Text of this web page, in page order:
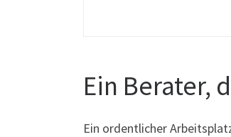
Ein Berater,
Ein ordentlicher